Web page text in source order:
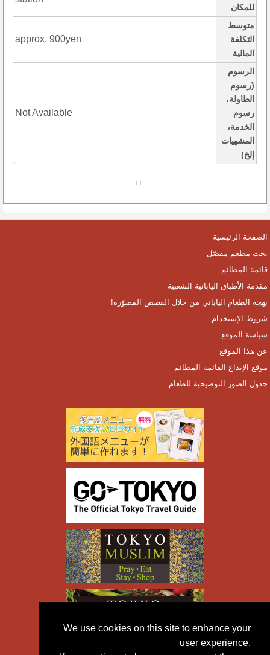
We use cookies on this site to enhance your
user experience.
للمكان
متوسط
التكلفة
المالية
approx. 900yen
الرسوم
(رسوم
الطاولة،
رسوم
الخدمة،
المشهيات
إلخ)
Not Available
الصفحة الرئيسية
بحث مطعم مفصّل
قائمة المطائم
مقدمة الأطباق اليابانية الشعبية
بهجة الطعام الياباني من خلال القصص المصوّرة!
شروط الإستخدام
سياسة الموقع
عن هذا الموقع
موقع الإيداع القائمة المطائم
جدول الصور التوضيحية للطعام